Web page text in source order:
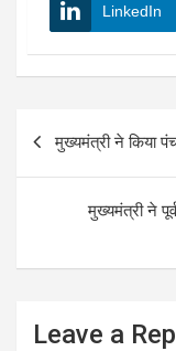
LinkedIn
navigation
मुख्यमंत्री ने किया
मुख्यमंत्री ने
Leave a